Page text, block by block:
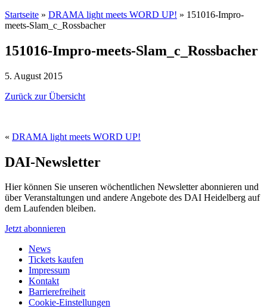
Startseite » DRAMA light meets WORD UP! » 151016-Impro-
meets-Slam_c_Rossbacher
151016-Impro-meets-Slam_c_Rossbacher
5. August 2015
Zurück zur Übersicht
« DRAMA light meets WORD UP!
DAI-Newsletter
Hier können Sie unseren wöchentlichen Newsletter abonnieren und
über Veranstaltungen und andere Angebote des DAI Heidelberg auf
dem Laufenden bleiben.
Jetzt abonnieren
News
Tickets kaufen
Impressum
Kontakt
Barrierefreiheit
Cookie-Einstellungen